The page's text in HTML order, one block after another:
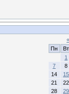
«
Пн
Вт
1
7
8
14
15
21
22
28
29